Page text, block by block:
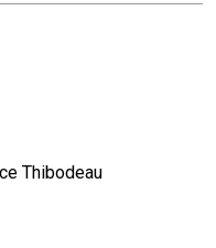
Thibodeau